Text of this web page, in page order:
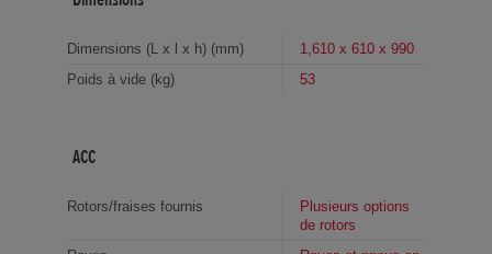
Dimensions (L x l x h) (mm)
1,610 x 610 x 990
Poids à vide (kg)
53
ACC
Rotors/fraises fournis
Plusieurs options
de rotors